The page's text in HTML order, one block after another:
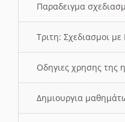
Παραδειγμα
Τριτη: Σχεδιασμοι
Οδηγιες χρησης της
Δημιουργια